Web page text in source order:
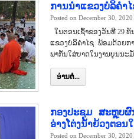
ການນໍາແຂວງບໍລິຄໍາ
Posted on December 30, 2020
ໃນຕອນເຊົ້າຂອງວັນທີ 29 ທັ
ແຂວງບໍລິຄໍາໄຊ ພ້ອມດ້ວຍ
ພາກັນໃສ່ບາດໃນງານບຸນນະ
ອ່ານຕໍ່...
ກອງປະຊຸມ ສະຫຼຸບຜົ
ອ່າງໂຕ່ງນໍ້າຍ້ວງຕອນ
Posted on December 30, 2020